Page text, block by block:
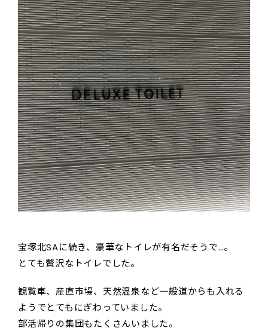
宝塚北SAに続き、豪華なトイレが有名だそうで…。
とても贅沢なトイレでした。
観覧車、産直市場、天然温泉など一般道からも入れる
ようでとてもにぎわっていました。
部活帰りの集団もたくさんいました。